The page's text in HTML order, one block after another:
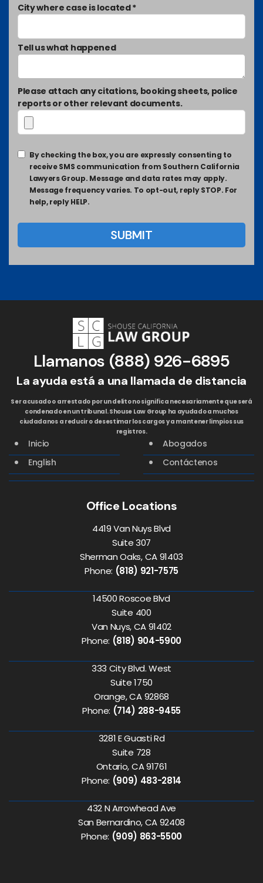
City where case is located *
Tell us what happened
Please attach any citations, booking sheets, police
reports or other relevant documents.
By checking the box, you are expressly consenting to
receive SMS communication from Southern California
Lawyers Group. Message and data rates may apply.
Message frequency varies. To opt-out, reply STOP. For
help, reply HELP.
Llamanos (888) 926-6895
La ayuda está a una llamada de distancia
Ser acusado o arrestado por un delito no significa necesariamente que será
condenado en un tribunal. Shouse Law Group ha ayudado a muchos
ciudadanos a reducir o desestimar los cargos y a mantener limpios sus
registros.
Inicio
Abogados
English
Contáctenos
Office Locations
4419 Van Nuys Blvd
Suite 307
Sherman Oaks, CA 91403
Phone: (818) 921-7575
14500 Roscoe Blvd
Suite 400
Van Nuys, CA 91402
Phone: (818) 904-5900
333 City Blvd. West
Suite 1750
Orange, CA 92868
Phone: (714) 288-9455
3281 E Guasti Rd
Suite 728
Ontario, CA 91761
Phone: (909) 483-2814
432 N Arrowhead Ave
San Bernardino, CA 92408
Phone: (909) 863-5500